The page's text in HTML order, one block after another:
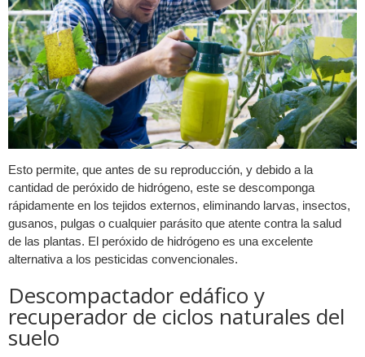
Esto permite, que antes de su reproducción, y debido a la
cantidad de peróxido de hidrógeno, este se descomponga
rápidamente en los tejidos externos, eliminando larvas, insectos,
gusanos, pulgas o cualquier parásito que atente contra la salud
de las plantas. El peróxido de hidrógeno es una excelente
alternativa a los pesticidas convencionales.
Descompactador edáfico y
recuperador de ciclos naturales del
suelo